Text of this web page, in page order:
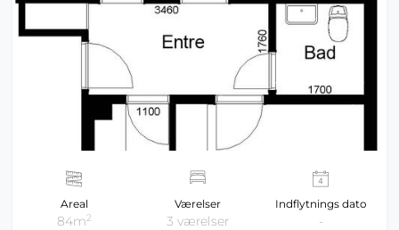
Areal
84m2
Værelser
3 værelser
Indflytnings dato
-